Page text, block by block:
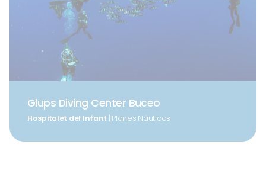
Glups Diving Center Buceo
Hospitalet del Infant | Planes Náuticos